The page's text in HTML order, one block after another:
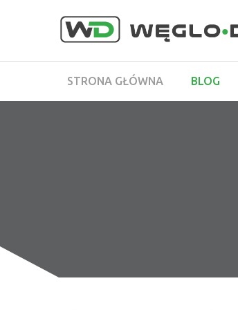
STRONA GŁÓWNA BLOG